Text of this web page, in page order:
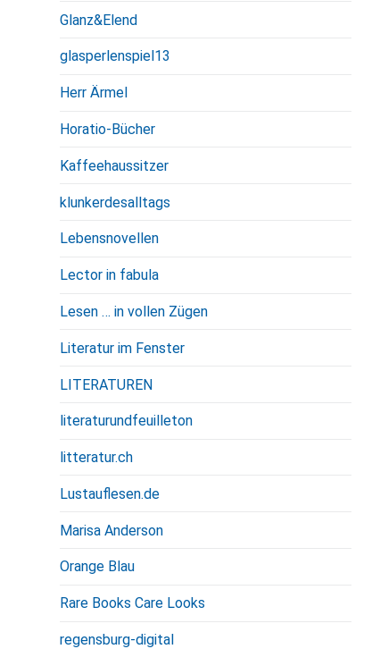
Glanz&Elend
glasperlenspiel13
Herr Ärmel
Horatio-Bücher
Kaffeehaussitzer
klunkerdesalltags
Lebensnovellen
Lector in fabula
Lesen … in vollen Zügen
Literatur im Fenster
LITERATUREN
literaturundfeuilleton
litteratur.ch
Lustauflesen.de
Marisa Anderson
Orange Blau
Rare Books Care Looks
regensburg-digital